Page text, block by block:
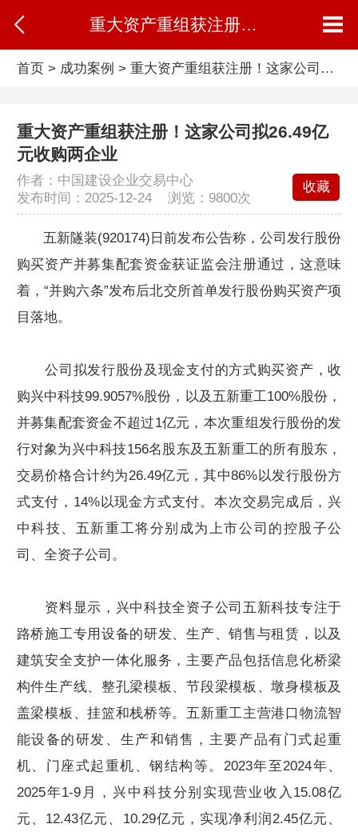
重大资产重组获注册！这家公司拟26.49亿元收购两企业
首页> 成功案例 > 重大资产重组获注册！这家公司拟26.49亿元收购两企业
重大资产重组获注册！这家公司拟26.49亿
元收购两企业
作者：中国建设企业交易中心
发布时间：2025-12-24 浏览： 9800次
收藏
五新隧装(920174)日前发布公告称，公司发行股份
购买资产并募集配套资金获证监会注册通过，这意味
着，“并购六条”发布后北交所首单发行股份购买资产项
目落地。
公司拟发行股份及现金支付的方式购买资产，收
购兴中科技99.9057%股份，以及五新重工100%股份，
并募集配套资金不超过1亿元，本次重组发行股份的发
行对象为兴中科技156名股东及五新重工的所有股东，
交易价格合计约为26.49亿元，其中86%以发行股份方
式支付，14%以现金方式支付。本次交易完成后，兴
中科技、五新重工将分别成为上市公司的控股子公
司、全资子公司。
资料显示，兴中科技全资子公司五新科技专注于
路桥施工专用设备的研发、生产、销售与租赁，以及
建筑安全支护一体化服务，主要产品包括信息化桥梁
构件生产线、整孔梁模板、节段梁模板、墩身模板及
盖梁模板、挂篮和栈桥等。五新重工主营港口物流智
能设备的研发、生产和销售，主要产品有门式起重
机、门座式起重机、钢结构等。2023年至2024年、
2025年1-9月，兴中科技分别实现营业收入15.08亿
元、12.43亿元、10.29亿元，实现净利润2.45亿元、